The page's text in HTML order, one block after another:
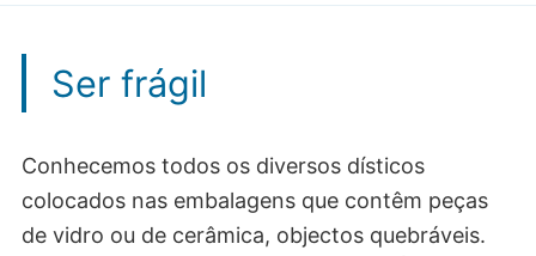
Ser frágil
Conhecemos todos os diversos dísticos
colocados nas embalagens que contêm peças
de vidro ou de cerâmica, objectos quebráveis.